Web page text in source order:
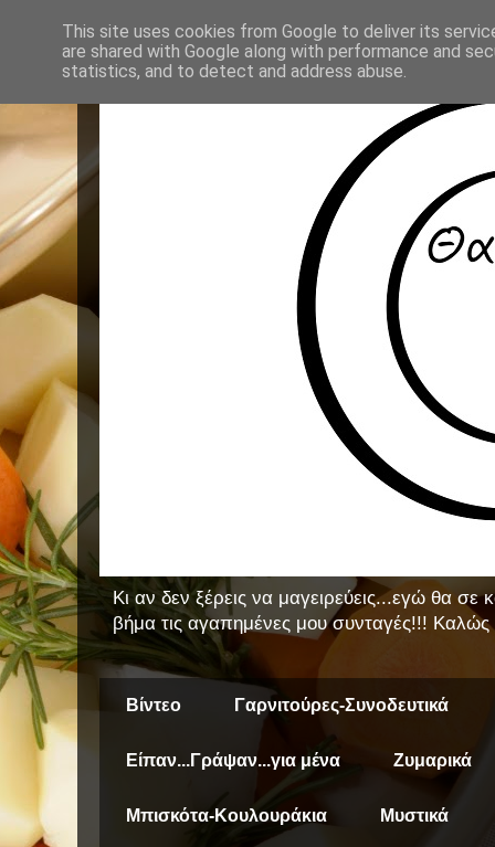
Κι αν δεν ξέρεις να μαγειρεύεις...εγώ θα
βήμα τις αγαπημένες μου συνταγές!!! Καλώς
Βίντεο Γαρνιτούρες-Συνοδευτικά
Είπαν...Γράψαν...για μένα Ζυμαρικά
Μπισκότα-Κουλουράκια Μυστικά
This site uses cookies from Google to deliver its
are shared with Google along with performance and
statistics, and to detect and address abuse.